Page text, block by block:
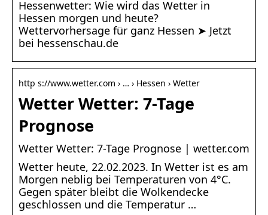
Hessenwetter: Wie wird das Wetter in
Hessen morgen und heute?
Wettervorhersage für ganz Hessen ➤ Jetzt
bei hessenschau.de
http s://www.wetter.com › … › Hessen › Wetter
Wetter Wetter: 7-Tage
Prognose
Wetter Wetter: 7-Tage Prognose | wetter.com
Wetter heute, 22.02.2023. In Wetter ist es am
Morgen neblig bei Temperaturen von 4°C.
Gegen später bleibt die Wolkendecke
geschlossen und die Temperatur …